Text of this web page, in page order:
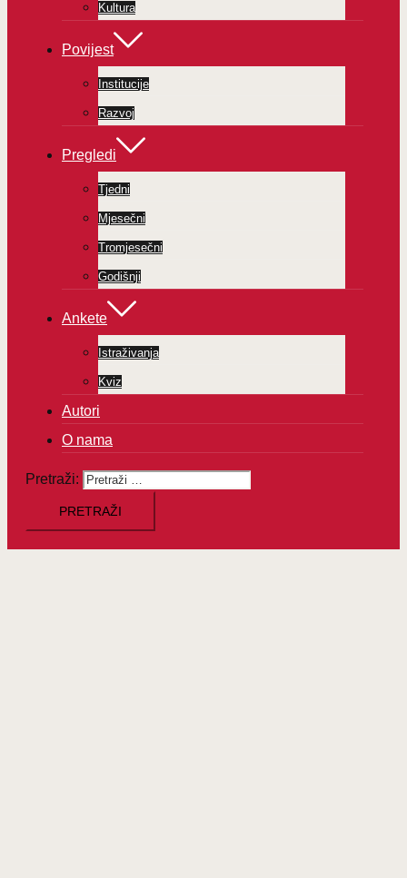
Kultura
Povijest
Institucije
Razvoj
Pregledi
Tjedni
Mjesečni
Tromjesečni
Godišnji
Ankete
Istraživanja
Kviz
Autori
O nama
Pretraži: